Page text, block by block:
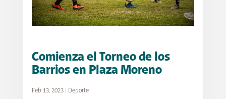
Comienza el Torneo de los
Barrios en Plaza Moreno
Feb 13, 2023| Deporte